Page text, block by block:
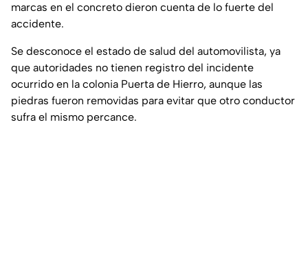
marcas en el concreto dieron cuenta de lo fuerte del
accidente.
Se desconoce el estado de salud del automovilista, ya
que autoridades no tienen registro del incidente
ocurrido en la colonia Puerta de Hierro, aunque las
piedras fueron removidas para evitar que otro conductor
sufra el mismo percance.